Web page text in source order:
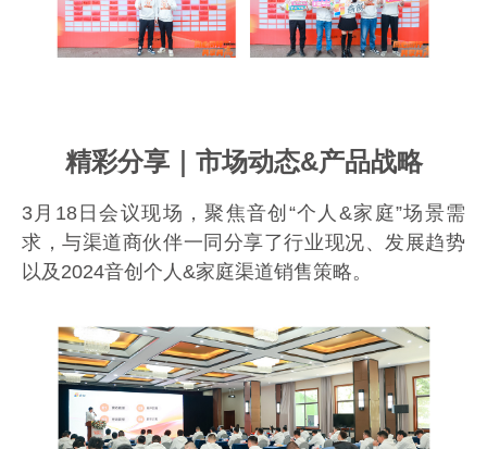
精彩分享｜市场动态&产品战略
3 月 18日会议现场，聚焦音创“个人 &家庭”场景需
求，与渠道商伙伴一同分享了行业现况、发展趋势
以及 2024音创个人&家庭渠道销售策略。